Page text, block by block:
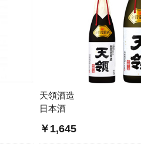
天領酒造
日本酒
￥1,645